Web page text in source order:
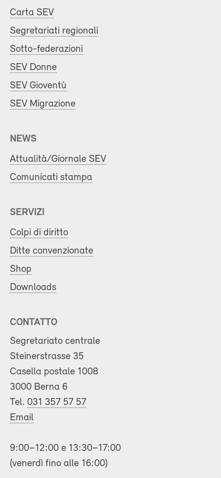
Carta SEV
Segretariati regionali
Sotto-federazioni
SEV Donne
SEV Gioventù
SEV Migrazione
NEWS
Attualità/Giornale SEV
Comunicati stampa
SERVIZI
Colpi di diritto
Ditte convenzionate
Shop
Downloads
CONTATTO
Segretariato centrale
Steinerstrasse 35
Casella postale 1008
3000 Berna 6
Tel. 031 357 57 57
Email
9:00–12:00 e 13:30–17:00
(venerdì fino alle 16:00)